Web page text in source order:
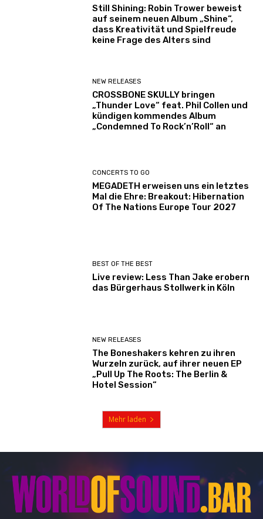
Still Shining: Robin Trower beweist
auf seinem neuen Album „Shine“,
dass Kreativität und Spielfreude
keine Frage des Alters sind
NEW RELEASES
CROSSBONE SKULLY bringen
„Thunder Love“ feat. Phil Collen und
kündigen kommendes Album
„Condemned To Rock’n’Roll“ an
CONCERTS TO GO
MEGADETH erweisen uns ein letztes
Mal die Ehre: Breakout: Hibernation
Of The Nations Europe Tour 2027
BEST OF THE BEST
Live review: Less Than Jake erobern
das Bürgerhaus Stollwerk in Köln
NEW RELEASES
The Boneshakers kehren zu ihren
Wurzeln zurück, auf ihrer neuen EP
„Pull Up The Roots: The Berlin &
Hotel Session“
Mehr laden